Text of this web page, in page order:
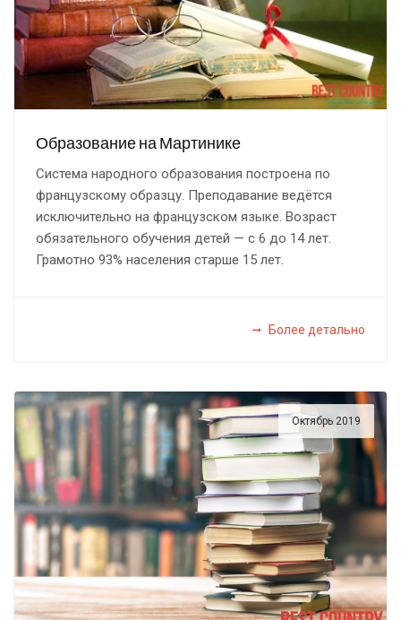
Образование на Мартинике
Система народного образования построена по
французскому образцу. Преподавание ведётся
исключительно на французском языке. Возраст
обязательного обучения детей — с 6 до 14 лет.
Грамотно 93% населения старше 15 лет.
Более детально
Октябрь 2019